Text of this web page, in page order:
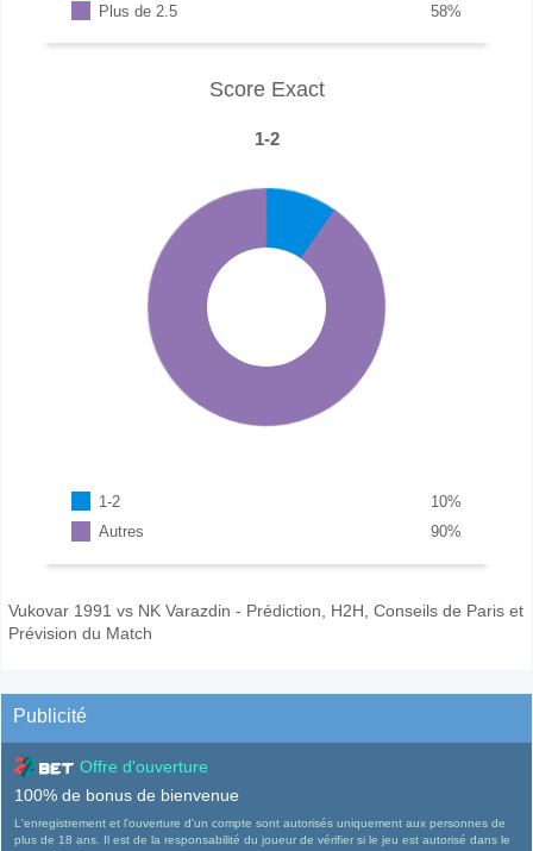
Plus de 2.5
%
58
Score Exact
1-2
1-2 %
10
Autres
%
90
Vukovar 1991 vs NK Varazdin - Prédiction, H2H, Conseils de Paris et
Prévision du Match
Publicité
Offre d'ouverture
100% de bonus de bienvenue
L'enregistrement et l'ouverture d'un compte sont autorisés uniquement aux personnes de
plus de 18 ans. Il est de la responsabilité du joueur de vérifier si le jeu est autorisé dans le